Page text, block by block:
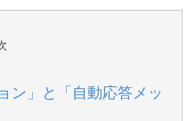
ン」と「自動応答メッ